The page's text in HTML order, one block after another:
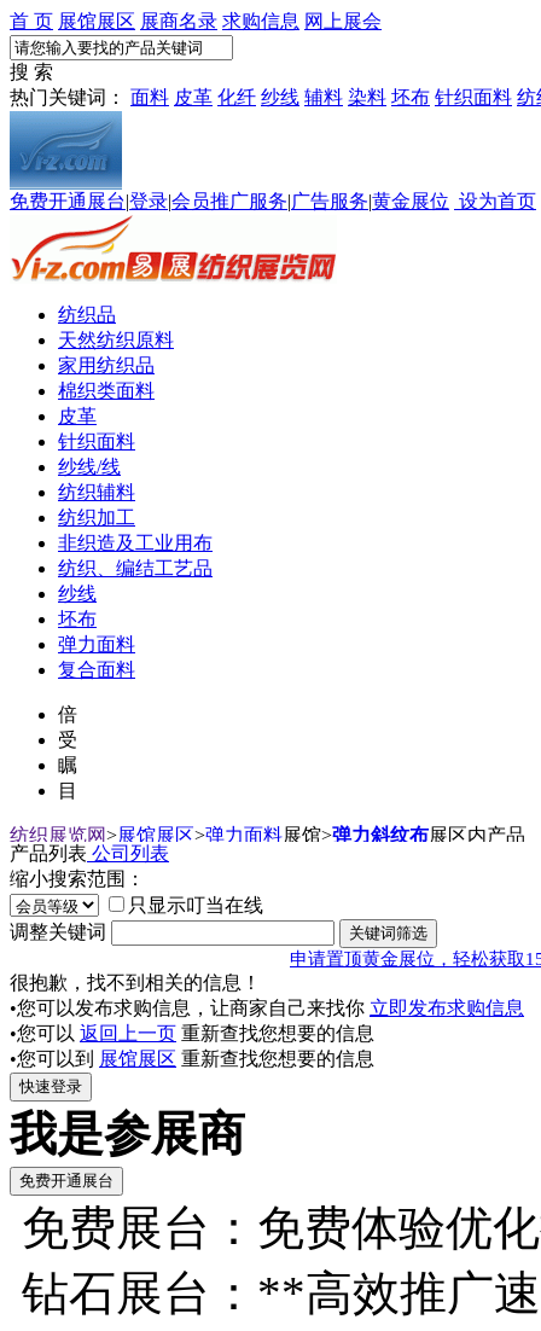
首 页 展馆展区 展商名录 求购信息 网上展会
搜 索
热门关键词： 面料 皮革 化纤 纱线 辅料 染料 坯布 针织面料 纺
免费开通展台|登录|会员推广服务|广告服务|黄金展位 设为首页
纺织品
天然纺织原料
家用纺织品
棉织类面料
皮革
针织面料
纱线/线
纺织辅料
纺织加工
非织造及工业用布
纺织、编结工艺品
纱线
坯布
弹力面料
复合面料
倍
受
瞩
目
纺织展览网>展馆展区>弹力面料展馆>弹力斜纹布展区内产品
产品列表 公司列表
缩小搜索范围：
只显示叮当在线
调整关键词
申请置顶黄金展位，轻松获取
很抱歉，找不到相关的信息！
•您可以发布求购信息，让商家自己来找你 立即发布求购信息
•您可以 返回上一页 重新查找您想要的信息
•您可以到 展馆展区 重新查找您想要的信息
我是参展商
免费展台：免费体验优
钻石展台：**高效推广